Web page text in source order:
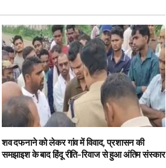
शव दफनाने को लेकर गांव में विवाद, प्रशासन की
समझाइश के बाद हिंदू रीति-रिवाज से हुआ अंतिम संस्कार